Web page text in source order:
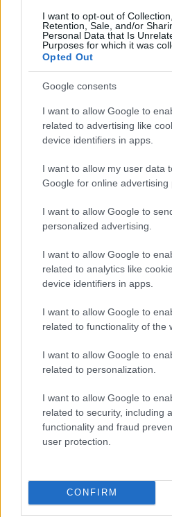
I want to opt-out of
Retention, Sale, and/or
Personal Data that Is
Purposes for which it was
Opted Out
Google consents
I want to allow Google to
related to advertising like
device identifiers in apps.
I want to allow my user data
Google for online advertising
I want to allow Google to
personalized advertising.
I want to allow Google to
related to analytics like
device identifiers in apps.
I want to allow Google to
related to functionality of the
I want to allow Google to
related to personalization.
I want to allow Google to
related to security, including
functionality and fraud
user protection.
CONFIRM
De miért is ne hagynánk?
hagyomány ez, csak
a mai srácok és lusták a
emelgetni!…
Ezért vásárolj
lakásfelújításnak!
Mókuspolli•2018. február 07.
Online vásárolni a mai
dolognak számít, rengeteg
lehet vele spórolni. Nehéz
minden megvásárolni kívánt
kosárba kerülne.…